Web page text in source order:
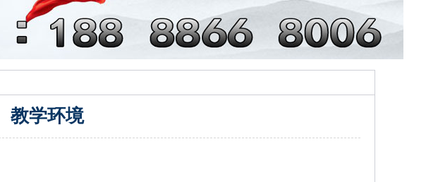
教学环境